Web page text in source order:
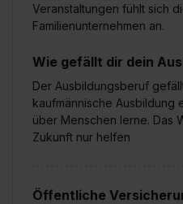
Veranstaltungen fühlt sich
Familienunternehmen an.
Wie gefällt dir dein
Der Ausbildungsberuf
kaufmännische Ausbildung
über Menschen lerne. Das
Zukunft nur helfen
Öffentliche